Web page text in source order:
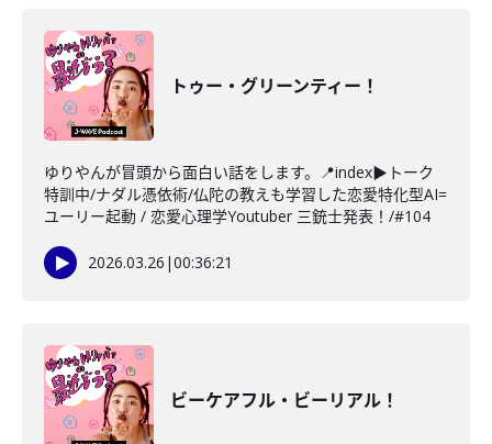
トゥー・グリーンティー！
ゆりやんが冒頭から面白い話をします。📍index▶トーク
特訓中/ナダル憑依術/仏陀の教えも学習した恋愛特化型AI=
ユーリー起動 / 恋愛心理学Youtuber 三銃士発表！/#104
2026.03.26 |00:36:21
ビーケアフル・ビーリアル！